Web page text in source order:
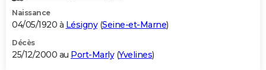
Naissance
04/05/1920 à Lésigny(Seine-et-Marne)
Décès
25/12/2000 au Port-Marly(Yvelines)